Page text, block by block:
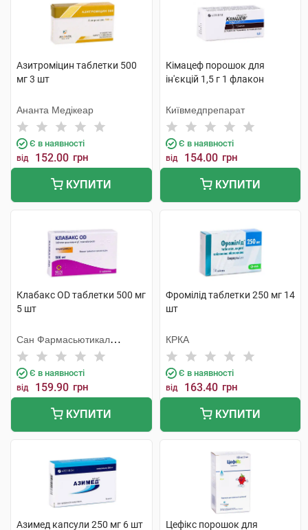
Азитроміцин таблетки 500
мг 3 шт
Ананта Медікеар
Є в наявності
від 152.00 грн
КУПИТИ
Кімацеф порошок для
ін'єкцій 1,5 г 1 флакон
Київмедпрепарат
Є в наявності
від 154.00 грн
КУПИТИ
Клабакс OD таблетки 500 мг
5 шт
Сан Фармасьютикал
Індастріз
Є в наявності
від 159.90 грн
КУПИТИ
Фромілід таблетки 250 мг 14
шт
КРКА
Є в наявності
від 163.40 грн
КУПИТИ
Азимед капсули 250 мг 6 шт Цефікс порошок для